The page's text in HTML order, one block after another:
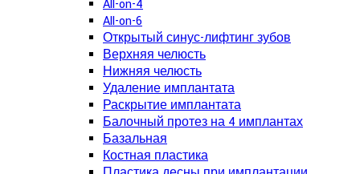
All-on-4
All-on-6
Открытый синус-лифтинг зубов
Верхняя челюсть
Нижняя челюсть
Удаление имплантата
Раскрытие имплантата
Балочный протез на 4 имплантах
Базальная
Костная пластика